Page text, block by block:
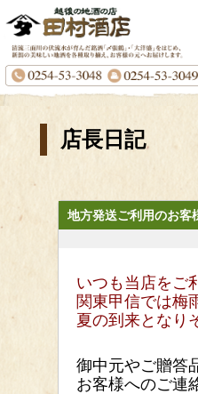
店長日記
地方発送ご利用のお客
いつも当店をご
関東甲信では梅
夏の到来となり
御中元やご贈答
お客様へのご連